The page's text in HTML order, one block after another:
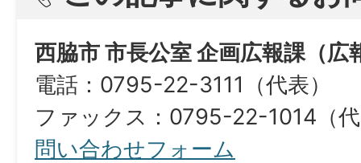
西脇市 市長公室 企画広報課（広
電話：0795-22-3111（代表）
ファックス：0795-22-1014（
問い合わせフォーム